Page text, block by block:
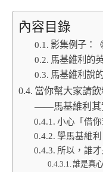
內容目錄
影集例子：
馬基維利的
馬基維利說
當你幫大家請
——馬基維利其
小心「借
學馬基維
所以，誰
誰是真